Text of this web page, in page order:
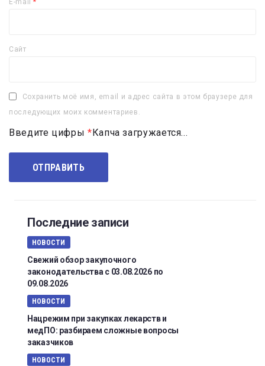
E-mail*
Сайт
Сохранить моё имя, email и адрес сайта в этом браузере для
последующих моих комментариев.
Введите цифры *Капча загружается...
Последние записи
НОВОСТИ
Свежий обзор закупочного
законодательства с 03.08.2026 по
09.08.2026
НОВОСТИ
Нацрежим при закупках лекарств и
медПО: разбираем сложные вопросы
заказчиков
НОВОСТИ